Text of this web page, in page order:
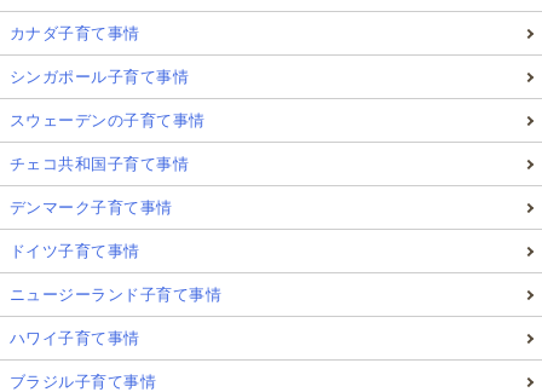
カナダ子育て事情
シンガポール子育て事情
スウェーデンの子育て事情
チェコ共和国子育て事情
デンマーク子育て事情
ドイツ子育て事情
ニュージーランド子育て事情
ハワイ子育て事情
ブラジル子育て事情